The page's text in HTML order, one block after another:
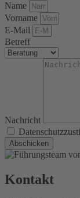
Name
Vorname
E-Mail
Betreff
Nachricht
Abschicken
Kontakt